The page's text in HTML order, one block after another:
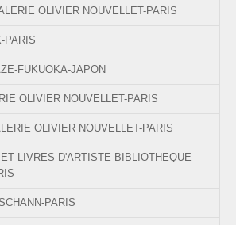
OLIVIER NOUVELLET-PARIS
PARIS
FUKUOKA-JAPON
OLIVIER NOUVELLET-PARIS
OLIVIER NOUVELLET-PARIS
LIVRES D'ARTISTE BIBLIOTHEQUE
PARIS